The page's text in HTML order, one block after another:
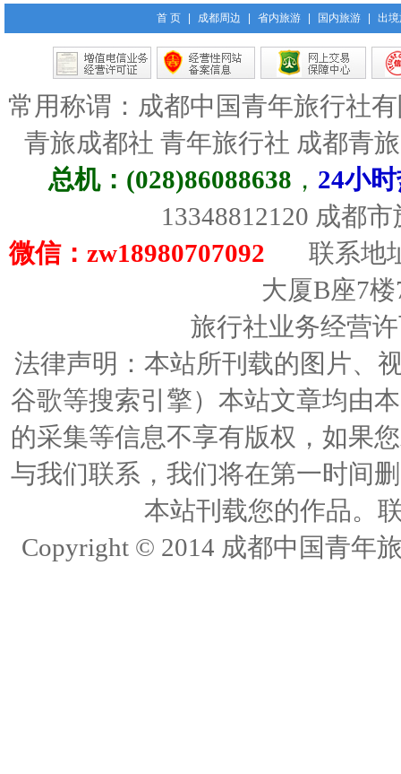
首 页 成都周边 省内旅游 国内旅游 出
常用称谓：成都中国青年旅行社
青旅成都社 青年旅行社 成都青
总机：(028)86088638 ， 24小
13348812120 成都
微信：zw18980707092
联系地
大厦B座7
旅行社业务经营
法律声明：本站所刊载的图片、
谷歌等搜索引擎）本站文章均由
的采集等信息不享有版权，如果
与我们联系，我们将在第一时间
本站刊载您的作品。
Copyright © 2014 成都中国青年